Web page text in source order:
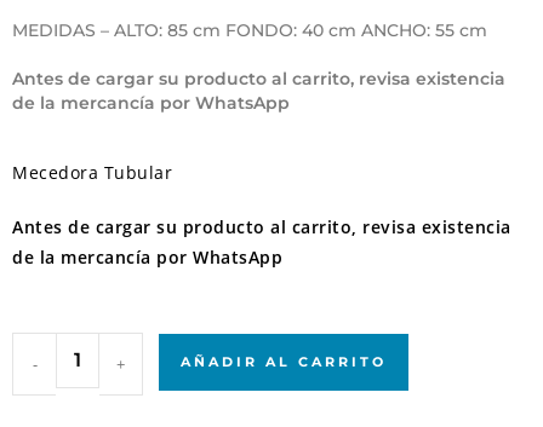
MEDIDAS – ALTO: 85 cm FONDO: 40 cm ANCHO: 55 cm
Antes de cargar su producto al carrito, revisa existencia
de la mercancía por WhatsApp
Mecedora Tubular
Antes de cargar su producto al carrito, revisa existencia
de la mercancía por WhatsApp
- + AÑADIR AL CARRITO